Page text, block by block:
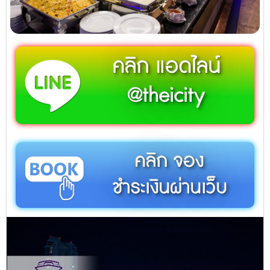
คลิก แอดไลน์
@theicity
คลิก จอง
ชำระเงินผ่านเว็บ